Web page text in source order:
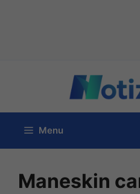
contenuto
Menu
Maneskin